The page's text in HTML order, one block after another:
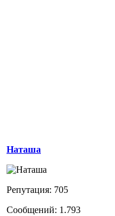
Наташа
Репутация: 705
Сообщений: 1.793